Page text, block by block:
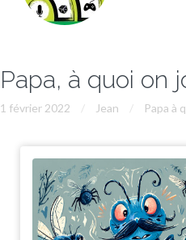
Papa, à quoi on
1 février 2022 Jean Papa à